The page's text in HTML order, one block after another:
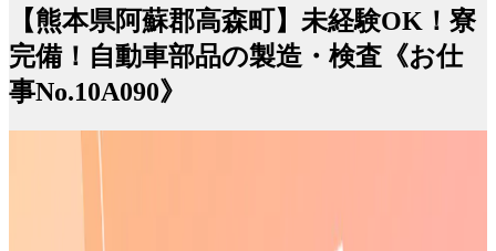
【熊本県阿蘇郡高森町】未経験OK！寮
完備！自動車部品の製造・検査《お仕
事No.10A090》